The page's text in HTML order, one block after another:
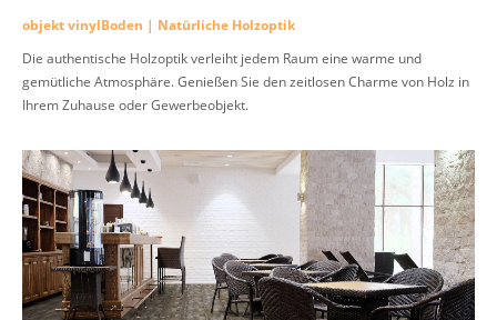
objekt vinylBoden | Natürliche Holzoptik
Die authentische Holzoptik verleiht jedem Raum eine warme und
gemütliche Atmosphäre. Genießen Sie den zeitlosen Charme von Holz in
Ihrem Zuhause oder Gewerbeobjekt.